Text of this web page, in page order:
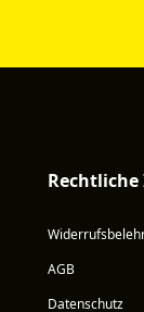
AGB
Datenschutz